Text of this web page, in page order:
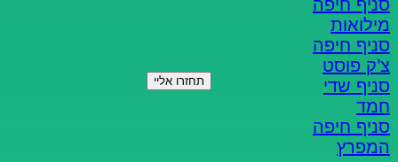
סניף חיפה
מילואות
סניף חיפה
צ’ק פוסט
סניף שדי
חמד
סניף חיפה
המפרץהשארת פרטייך מהווה את הסכמתך כי נציג אביה